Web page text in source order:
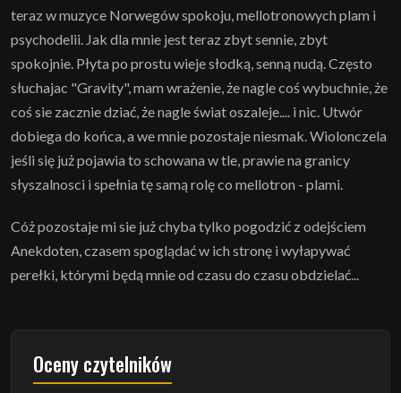
teraz w muzyce Norwegów spokoju, mellotronowych plam i
psychodelii. Jak dla mnie jest teraz zbyt sennie, zbyt
spokojnie. Płyta po prostu wieje słodką, senną nudą. Często
słuchajac "Gravity", mam wrażenie, że nagle coś wybuchnie, że
coś sie zacznie dziać, że nagle świat oszaleje.... i nic. Utwór
dobiega do końca, a we mnie pozostaje niesmak. Wiolonczela
jeśli się już pojawia to schowana w tle, prawie na granicy
słyszalnosci i spełnia tę samą rolę co mellotron - plami.
Cóż pozostaje mi sie już chyba tylko pogodzić z odejściem
Anekdoten, czasem spoglądać w ich stronę i wyłapywać
perełki, którymi będą mnie od czasu do czasu obdzielać...
Oceny czytelników